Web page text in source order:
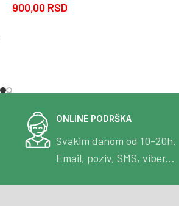
900,00 RSD
ONLINE PODRŠKA
Svakim danom od 10-20h.
Email, poziv, SMS, viber...